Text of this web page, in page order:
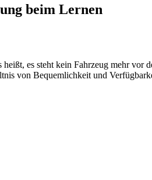
beim Lernen
es steht kein Fahrzeug mehr
von Bequemlichkeit und